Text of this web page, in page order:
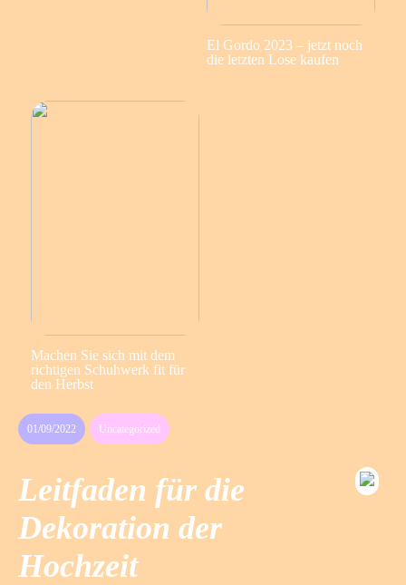
El Gordo 2023 – jetzt noch
die letzten Lose kaufen
Machen Sie sich mit dem
richtigen Schuhwerk fit für
den Herbst
01/09/2022 Uncategorized
Leitfaden für die
Dekoration der
Hochzeit